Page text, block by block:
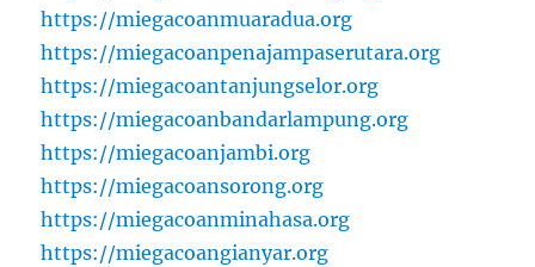
https://miegacoanmuaradua.org
https://miegacoanpenajampaserutara.org
https://miegacoantanjungselor.org
https://miegacoanbandarlampung.org
https://miegacoanjambi.org
https://miegacoansorong.org
https://miegacoanminahasa.org
https://miegacoangianyar.org